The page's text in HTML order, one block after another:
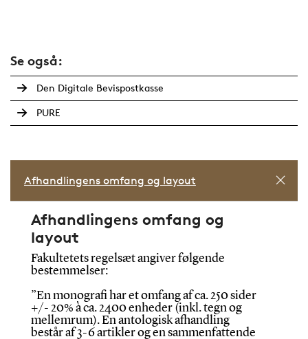
Se også:
Den Digitale Bevispostkasse
PURE
Afhandlingens omfang og layout
Afhandlingens omfang og
layout
Fakultetets regelsæt angiver følgende
bestemmelser:
”En monografi har et omfang af ca. 250 sider
+/- 20% à ca. 2400 enheder (inkl. tegn og
mellemrum). En antologisk afhandling
består af 3-6 artikler og en sammenfattende